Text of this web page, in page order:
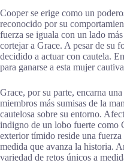
Cooper se erige como un
reconocido por su
fuerza se iguala con un lado
cortejar a Grace. A pesar de su
decidido a actuar con cautela.
para ganarse a esta mujer
Grace, por su parte, encarna
miembros más sumisas de la
cautelosa sobre su entorno.
indigno de un lobo fuerte como
exterior tímido reside una
medida que avanza la historia.
variedad de retos únicos a